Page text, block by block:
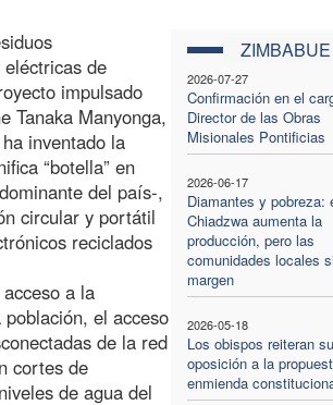
ZIMBABUE
2026-07-27
Confirmación en el
Director de las Obras
Misionales Pontificias
2026-06-17
Diamantes y pobreza:
Chiadzwa aumenta la
producción, pero las
comunidades locales
margen
2026-05-18
Los obispos reiteran su
oposición a la
enmienda
de
impulsado
Tanaka Manyonga,
inventado la
“botella” en
del país-,
circular y portátil
reciclados
a la
el acceso
de la red
cortes de
de agua del